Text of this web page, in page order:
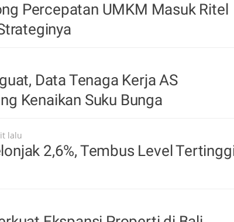
Percepatan UMKM Masuk Ritel
Data Tenaga Kerja AS
Kenaikan Suku Bunga
lalu
2,6%, Tembus Level